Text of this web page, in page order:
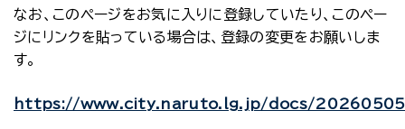
なお、このページをお気に入りに登録していたり、このペー
ジにリンクを貼っている場合は、登録の変更をお願いしま
す。
https://www.city.naruto.lg.jp/docs/